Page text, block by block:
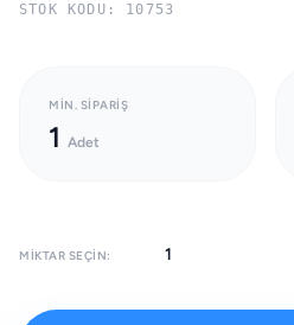
STOK KODU: 10753
MIN. SIPARIŞ
1 Adet
MIKTAR SEÇIN: